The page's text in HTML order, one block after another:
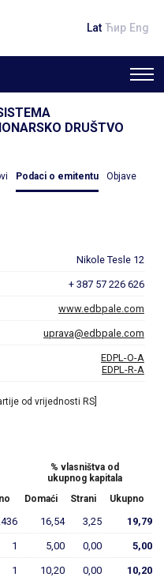
Lat Ћир Eng
DRUŠTVO
Podaci o emitentu Objave
Nikole Tesle 12
+ 387 57 226 626
www.edbpale.com
uprava@edbpale.com
EDPL-O-A
EDPL-R-A
od vrijednosti RS]
% vlasništva od
ukupnog kapitala
Domaći Strani Ukupno
16,54 3,25 19,79
1 5,00 0,00 5,00
1 10,20 0,00 10,20